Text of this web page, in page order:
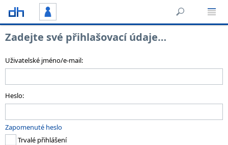
Zadejte své přihlašovací údaje…
Uživatelské jméno/e-mail:
Heslo:
Zapomenuté heslo
Trvalé přihlášení